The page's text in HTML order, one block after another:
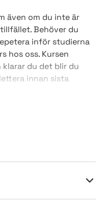
även om du inte är
Behöver du
inför studierna
hos oss. Kursen
du det blir du
innan sista